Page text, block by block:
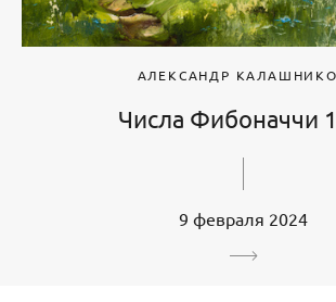
АЛЕКСАНДР
Числа Фибоначчи
9 февраля 2024